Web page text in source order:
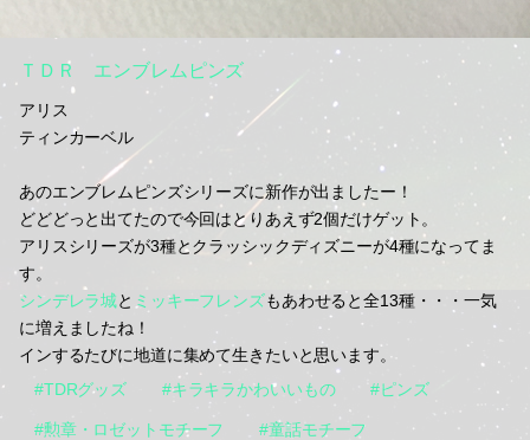
ＴＤＲ エンブレムピンズ
アリス
ティンカーベル
あのエンブレムピンズシリーズに新作が出ましたー！
どどどっと出てたので今回はとりあえず2個だけゲット。
アリスシリーズが3種とクラッシックディズニーが4種になってま
す。
シンデレラ城と ミッキーフレンズもあわせると全13種・・・一気
に増えましたね！
インするたびに地道に集めて生きたいと思います。
#TDRグッズ
#キラキラかわいいもの #ピンズ
#勲章・ロゼットモチーフ #童話モチーフ